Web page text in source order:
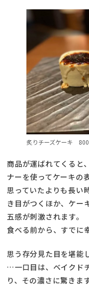
炙りチーズケーキ 800
商品が運ばれてくると
ナーを使ってケーキの
思っていたよりも長い
き目がつくほか、ケー
五感が刺激されます。
食べる前から、すでに
思う存分見た目を堪能
…一口目は、ベイクド
り、その濃さに驚きます